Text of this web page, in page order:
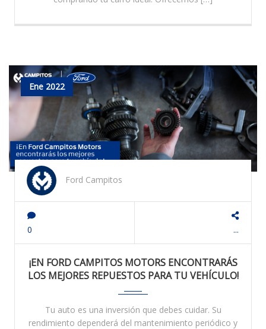
Ene 2022
Ford Campitos
0 ...
¡EN FORD CAMPITOS MOTORS ENCONTRARÁS
LOS MEJORES REPUESTOS PARA TU VEHÍCULO!
Tu auto es una inversión que debes cuidar. Su
rendimiento dependerá del mantenimiento periódico y